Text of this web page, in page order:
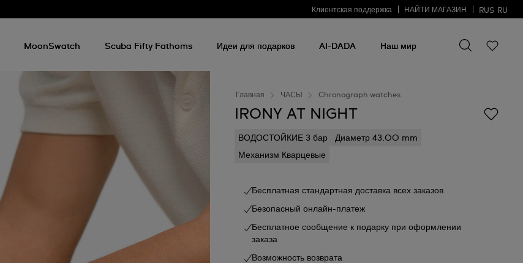
Клиентская поддержка НАЙТИ МАГАЗИН RUS RU
MoonSwatch Scuba Fifty Fathoms Идеи для подарков AI-DADA Наш мир
что-
то
Главная ЧАСЫ Chronograph watches
IRONY AT NIGHT
ВОДОСТОЙКИЕ 3 бар
Диаметр 43.00 mm
Механизм Кварцевые
Бесплатная стандартная доставка всех заказов
Безопасный онлайн-платеж
Бесплатное сообщение к подарку при оформлении
заказа
Возможность возврата